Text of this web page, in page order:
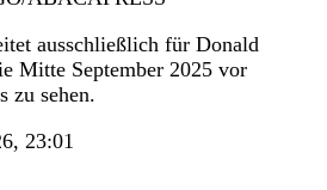
ausschließlich für Donald
Mitte September 2025 vor
zu sehen.
23:01